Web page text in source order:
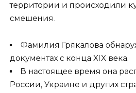
территории и происходили
смешения.
Фамилия Грякалова
документах с конца XIX века.
В настоящее время она
России, Украине и других